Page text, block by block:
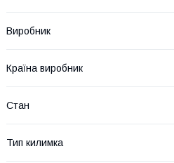
Виробник
Країна виробник
Стан
Тип килимка